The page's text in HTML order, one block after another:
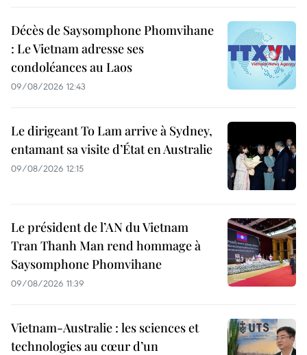
Décès de Saysomphone Phomvihane
: Le Vietnam adresse ses
condoléances au Laos
09/08/2026 12:43
Le dirigeant To Lam arrive à Sydney,
entamant sa visite d’État en Australie
09/08/2026 12:15
Le président de l’AN du Vietnam
Tran Thanh Man rend hommage à
Saysomphone Phomvihane
09/08/2026 11:39
Vietnam-Australie : les sciences et
technologies au cœur d’un